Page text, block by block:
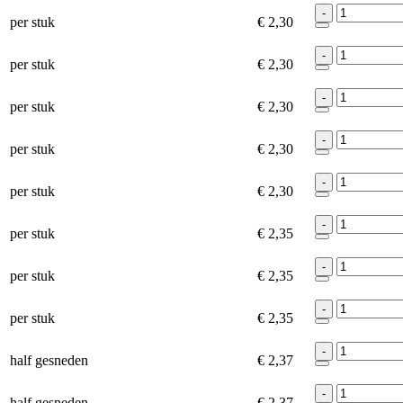
per stuk € 2,30
-
per stuk € 2,30
-
per stuk € 2,30
-
per stuk € 2,30
-
per stuk € 2,30
-
per stuk € 2,35
-
per stuk € 2,35
-
per stuk € 2,35
-
half gesneden € 2,37
-
-